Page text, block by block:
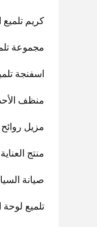
كريم تلميع
مجموعة
اسفنجة
منظف
مزيل روائح
منتج
صيانة
تلميع لوحة